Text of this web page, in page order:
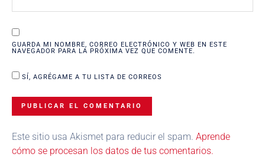
GUARDA MI NOMBRE, CORREO ELECTRÓNICO Y WEB EN ESTE
NAVEGADOR PARA LA PRÓXIMA VEZ QUE COMENTE.
SÍ, AGRÉGAME A TU LISTA DE CORREOS
Este sitio usa Akismet para reducir el spam. Aprende
cómo se procesan los datos de tus comentarios.